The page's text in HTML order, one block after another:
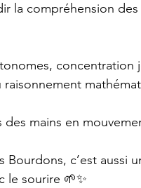
la compréhension
concentration
des mains en
c’est aussi
le sourire 🌱✨